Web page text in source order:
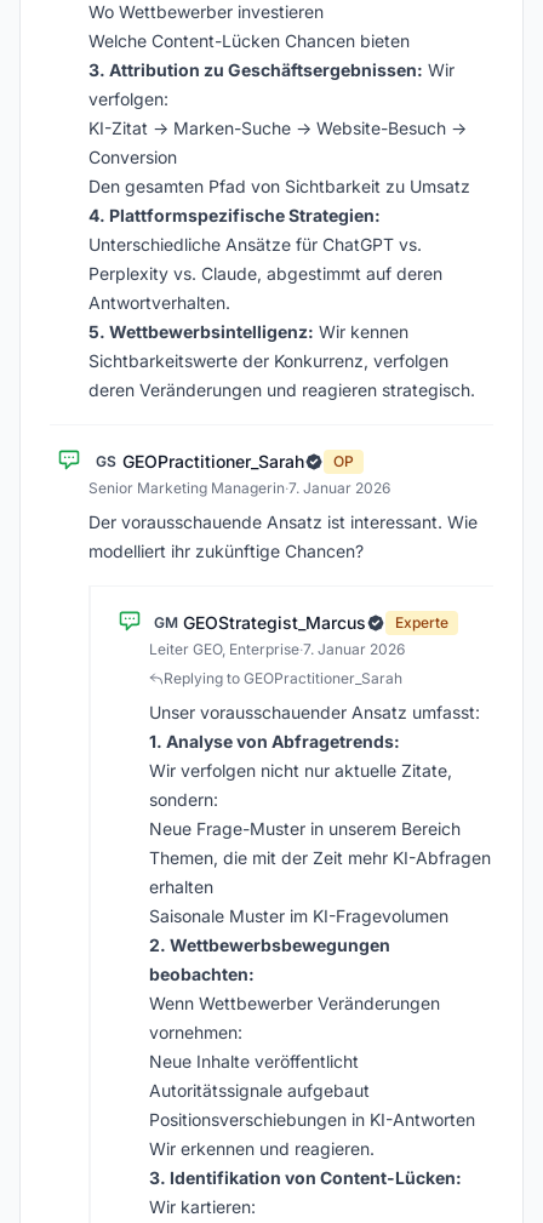
Wo Wettbewerber investieren
Welche Content-Lücken Chancen bieten
3. Attribution zu Geschäftsergebnissen: Wir
verfolgen:
KI-Zitat → Marken-Suche → Website-Besuch →
Conversion
Den gesamten Pfad von Sichtbarkeit zu Umsatz
4. Plattformspezifische Strategien:
Unterschiedliche Ansätze für ChatGPT vs.
Perplexity vs. Claude, abgestimmt auf deren
Antwortverhalten.
5. Wettbewerbsintelligenz: Wir kennen
Sichtbarkeitswerte der Konkurrenz, verfolgen
deren Veränderungen und reagieren strategisch.
GS GEOPractitioner_Sarah
OP
Senior Marketing Managerin·7. Januar 2026
Der vorausschauende Ansatz ist interessant. Wie
modelliert ihr zukünftige Chancen?
GM GEOStrategist_Marcus
Experte
Leiter GEO, Enterprise·7. Januar 2026
Replying to GEOPractitioner_Sarah
Unser vorausschauender Ansatz umfasst:
1. Analyse von Abfragetrends:
Wir verfolgen nicht nur aktuelle Zitate,
sondern:
Neue Frage-Muster in unserem Bereich
Themen, die mit der Zeit mehr KI-Abfragen
erhalten
Saisonale Muster im KI-Fragevolumen
2. Wettbewerbsbewegungen
beobachten:
Wenn Wettbewerber Veränderungen
vornehmen:
Neue Inhalte veröffentlicht
Autoritätssignale aufgebaut
Positionsverschiebungen in KI-Antworten
Wir erkennen und reagieren.
3. Identifikation von Content-Lücken:
Wir kartieren: